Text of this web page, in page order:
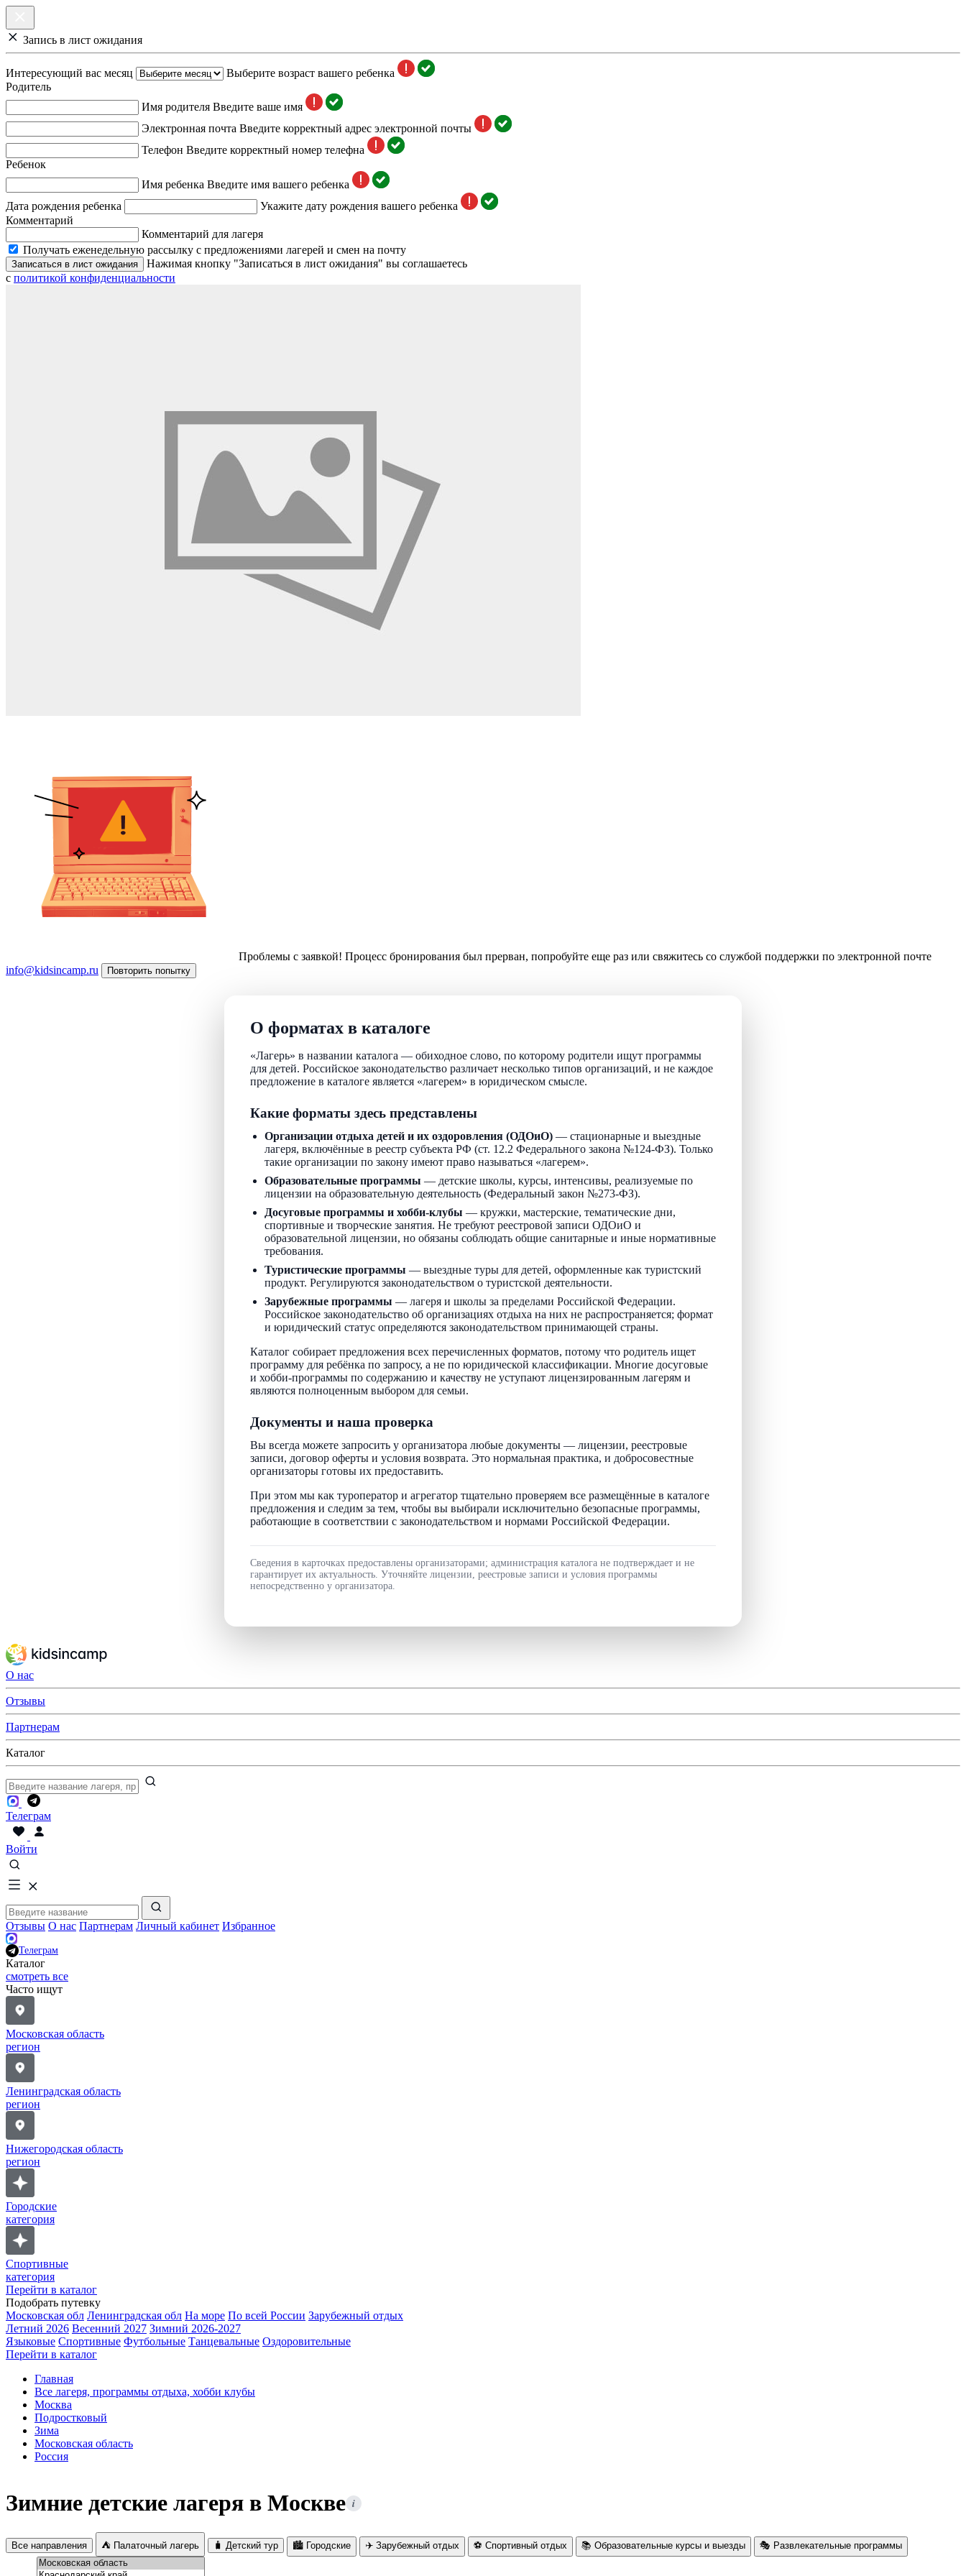
Запись в лист ожидания
Интересующий вас месяц
Выберите возраст вашего ребенка
Родитель
Имя родителя Введите ваше имя
Электронная почта Введите корректный адрес электронной почты
Телефон Введите корректный номер телефна
Ребенок
Имя ребенка Введите имя вашего ребенка
Дата рождения ребенка
Укажите дату рождения вашего ребенка
Комментарий
Комментарий для лагеря
Получать еженедельную рассылку с предложениями лагерей и смен на почту
Записаться в лист ожидания
Нажимая кнопку "Записаться в лист ожидания" вы соглашаетесь
с политикой конфиденциальности
Проблемы с заявкой! Процесс бронирования был прерван, попробуйте еще раз или свяжитесь со службой поддержки по электронной почте
info@kidsincamp.ru
Повторить попытку
О форматах в каталоге
«Лагерь» в названии каталога — обиходное слово, по которому родители ищут программы
для детей. Российское законодательство различает несколько типов организаций, и не каждое
предложение в каталоге является «лагерем» в юридическом смысле.
Какие форматы здесь представлены
Организации отдыха детей и их оздоровления (ОДОиО) — стационарные и выездные
лагеря, включённые в реестр субъекта РФ (ст. 12.2 Федерального закона №124-ФЗ). Только
такие организации по закону имеют право называться «лагерем».
Образовательные программы — детские школы, курсы, интенсивы, реализуемые по
лицензии на образовательную деятельность (Федеральный закон №273-ФЗ).
Досуговые программы и хобби-клубы — кружки, мастерские, тематические дни,
спортивные и творческие занятия. Не требуют реестровой записи ОДОиО и
образовательной лицензии, но обязаны соблюдать общие санитарные и иные нормативные
требования.
Туристические программы — выездные туры для детей, оформленные как туристский
продукт. Регулируются законодательством о туристской деятельности.
Зарубежные программы — лагеря и школы за пределами Российской Федерации.
Российское законодательство об организациях отдыха на них не распространяется; формат
и юридический статус определяются законодательством принимающей страны.
Каталог собирает предложения всех перечисленных форматов, потому что родитель ищет
программу для ребёнка по запросу, а не по юридической классификации. Многие досуговые
и хобби-программы по содержанию и качеству не уступают лицензированным лагерям и
являются полноценным выбором для семьи.
Документы и наша проверка
Вы всегда можете запросить у организатора любые документы — лицензии, реестровые
записи, договор оферты и условия возврата. Это нормальная практика, и добросовестные
организаторы готовы их предоставить.
При этом мы как туроператор и агрегатор тщательно проверяем все размещённые в каталоге
предложения и следим за тем, чтобы вы выбирали исключительно безопасные программы,
работающие в соответствии с законодательством и нормами Российской Федерации.
Сведения в карточках предоставлены организаторами; администрация каталога не подтверждает и не
гарантирует их актуальность. Уточняйте лицензии, реестровые записи и условия программы
непосредственно у организатора.
О нас
Отзывы
Партнерам
Каталог
Телеграм
Войти
Отзывы О нас Партнерам Личный кабинет Избранное
Телеграм
Каталог
смотреть все
Часто ищут
Московская область
регион
Ленинградская область
регион
Нижегородская область
регион
Городские
категория
Спортивные
категория
Перейти в каталог
Подобрать путевку
Московская обл Ленинградская обл На море По всей России Зарубежный отдых
Летний 2026 Весенний 2027 Зимний 2026-2027
Языковые Спортивные Футбольные Танцевальные Оздоровительные
Перейти в каталог
Главная
Все лагеря, программы отдыха, хобби клубы
Москва
Подростковый
Зима
Московская область
Россия
Зимние детские лагеря в Москве i
Все направления ⛺ Палаточный лагерь 🧳 Детский тур 🏙️ Городские ✈️ Зарубежный отдых ⚽ Спортивный отдых 📚 Образовательные курсы и выезды 🎭 Развлекательные программы